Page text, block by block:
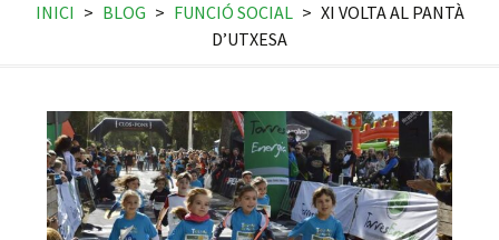
INICI > BLOG > FUNCIÓ SOCIAL > XI VOLTA AL PANTÀ
D’UTXESA